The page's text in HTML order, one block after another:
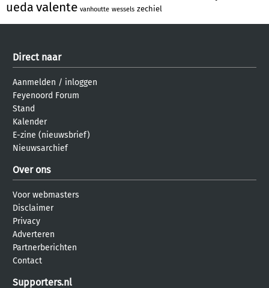
ueda valente vanhoutte wessels zechiel
Direct naar
Aanmelden / inloggen
Feyenoord Forum
Stand
Kalender
E-zine (nieuwsbrief)
Nieuwsarchief
Over ons
Voor webmasters
Disclaimer
Privacy
Adverteren
Partnerberichten
Contact
Supporters.nl